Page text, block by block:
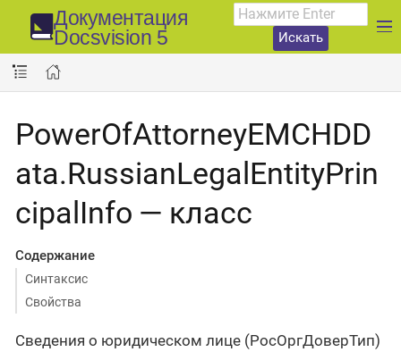
Документация
Docsvision 5
Искать
PowerOfAttorneyEMCHDD
ata.RussianLegalEntityPrin
cipalInfo — класс
Содержание
Синтаксис
Свойства
Сведения о юридическом лице (РосОргДоверТип)